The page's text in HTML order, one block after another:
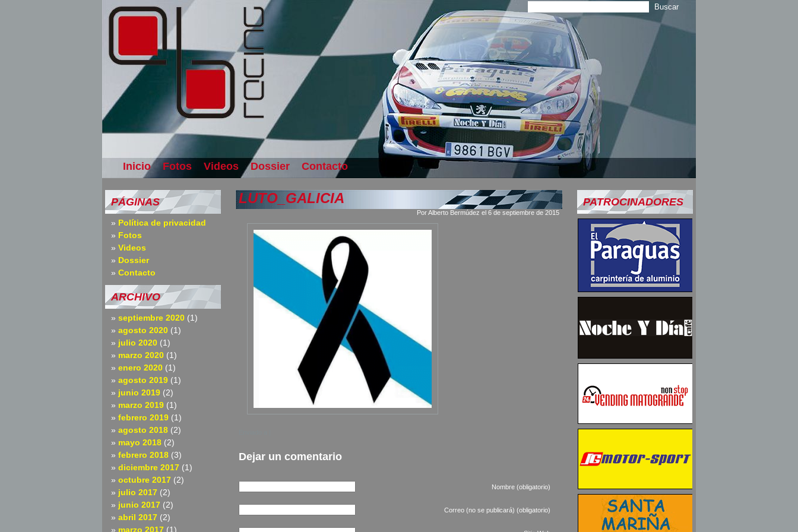
Inicio Fotos Videos Dossier Contacto
PÁGINAS
Política de privacidad
Fotos
Videos
Dossier
Contacto
ARCHIVO
septiembre 2020 (1)
agosto 2020 (1)
julio 2020 (1)
marzo 2020 (1)
enero 2020 (1)
agosto 2019 (1)
junio 2019 (2)
marzo 2019 (1)
febrero 2019 (1)
agosto 2018 (2)
mayo 2018 (2)
febrero 2018 (3)
diciembre 2017 (1)
octubre 2017 (2)
julio 2017 (2)
junio 2017 (2)
abril 2017 (2)
marzo 2017 (1)
LUTO_GALICIA
Por Alberto Bermúdez el 6 de septiembre de 2015
Dejar un comentario
Nombre (obligatorio)
Correo (no se publicará) (obligatorio)
PATROCINADORES